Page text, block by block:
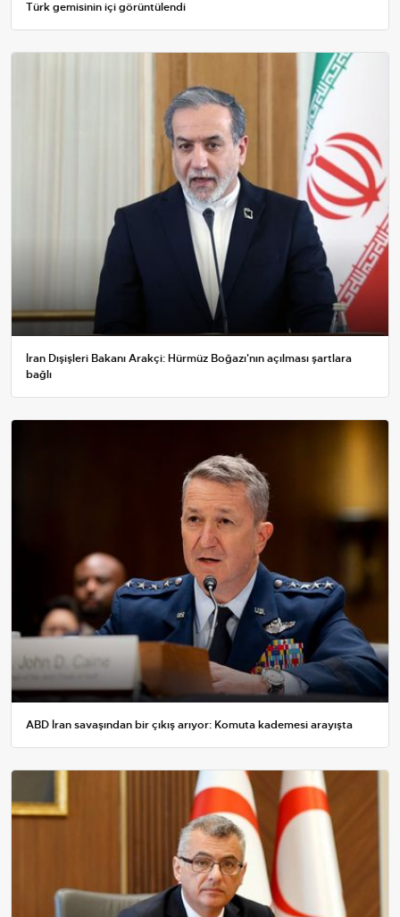
Türk gemisinin içi görüntülendi
İran Dışişleri Bakanı Arakçi: Hürmüz Boğazı'nın açılması şartlara
bağlı
ABD İran savaşından bir çıkış arıyor: Komuta kademesi arayışta